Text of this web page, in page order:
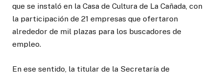
que se instaló en la Casa de Cultura de La Cañada, con
la participación de 21 empresas que ofertaron
alrededor de mil plazas para los buscadores de
empleo.
En ese sentido, la titular de la Secretaría de